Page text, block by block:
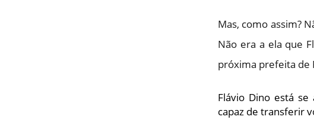
Mas, como assim?
Não era a ela que
próxima prefeita de
Flávio Dino está
capaz de transferir